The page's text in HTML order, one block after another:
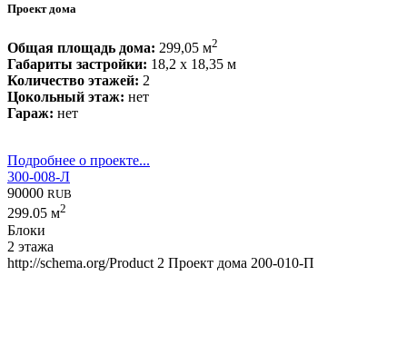
Проект дома
Общая площадь дома: 299,05 м2
Габариты застройки: 18,2 x 18,35 м
Количество этажей: 2
Цокольный этаж: нет
Гараж: нет
Подробнее о проекте...
300-008-Л
90000 RUB
299.05 м2
Блоки
2 этажа
http://schema.org/Product 2 Проект дома 200-010-П